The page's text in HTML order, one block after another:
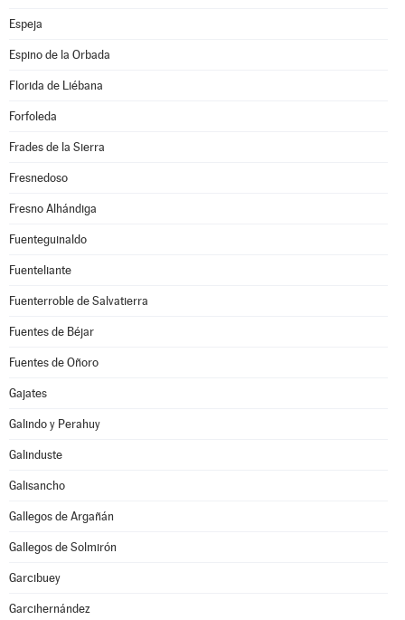
Espeja
Espino de la Orbada
Florida de Liébana
Forfoleda
Frades de la Sierra
Fresnedoso
Fresno Alhándiga
Fuenteguinaldo
Fuenteliante
Fuenterroble de Salvatierra
Fuentes de Béjar
Fuentes de Oñoro
Gajates
Galindo y Perahuy
Galinduste
Galisancho
Gallegos de Argañán
Gallegos de Solmirón
Garcibuey
Garcihernández